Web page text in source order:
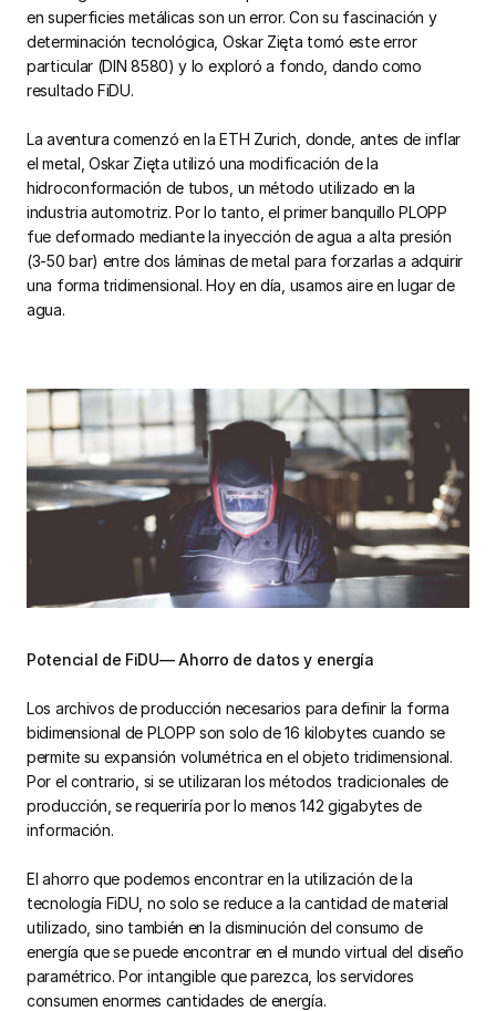
en superficies metálicas son un error. Con su fascinación y
determinación tecnológica, Oskar Zięta tomó este error
particular (DIN 8580) y lo exploró a fondo, dando como
resultado FiDU.
La aventura comenzó en la ETH Zurich, donde, antes de inflar
el metal, Oskar Zięta utilizó una modificación de la
hidroconformación de tubos, un método utilizado en la
industria automotriz. Por lo tanto, el primer banquillo PLOPP
fue deformado mediante la inyección de agua a alta presión
(3-50 bar) entre dos láminas de metal para forzarlas a adquirir
una forma tridimensional. Hoy en día, usamos aire en lugar de
agua.
Potencial de FiDU— Ahorro de datos y energía
Los archivos de producción necesarios para definir la forma
bidimensional de PLOPP son solo de 16 kilobytes cuando se
permite su expansión volumétrica en el objeto tridimensional.
Por el contrario, si se utilizaran los métodos tradicionales de
producción, se requeriría por lo menos 142 gigabytes de
información.
El ahorro que podemos encontrar en la utilización de la
tecnología FiDU, no solo se reduce a la cantidad de material
utilizado, sino también en la disminución del consumo de
energía que se puede encontrar en el mundo virtual del diseño
paramétrico. Por intangible que parezca, los servidores
consumen enormes cantidades de energía.